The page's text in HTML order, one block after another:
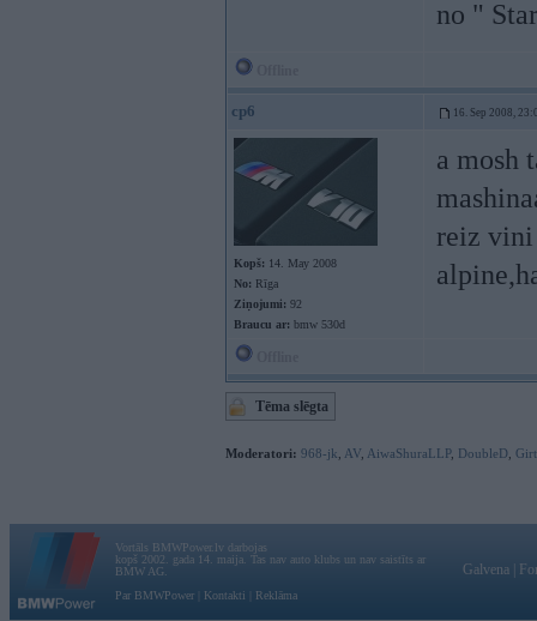
no "
cp6 16. Sep 2008,
Kopš: 14. May 2008
No: Rīga
Ziņojumi: 92
Braucu ar: bmw 530d
a mosh
reiz vini
Tēma slēgta
Moderatori: 968-jk AV AiwaShuraLLP, DoubleD
Vortāls BMWPower.lv darbojas
kopš 2002. gada 14. maija. Tas nav auto klubs un nav saistīts ar
BMW AG.
Par BMWPower
Kontakti Reklāma
Galvena